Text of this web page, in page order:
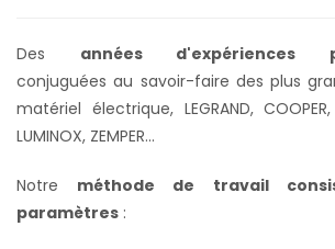
Des années d'expériences
conjuguées au savoir-faire des plus
matériel électrique, LEGRAND, COOPER,
LUMINOX, ZEMPER...
Notre méthode de travail
paramètres :